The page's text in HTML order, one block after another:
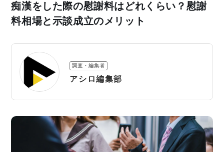
全て
刑事事件
債務整理
離婚問題
弁護士を探す
AI Search Premium
掲載をご検討の弁護士の方へ
痴漢をした際の慰謝料はどれくらい？慰謝
料相場と示談成立のメリット
調査・編集者
アシロ編集部